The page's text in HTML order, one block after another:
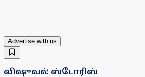
Advertise with us
விஷுவல் ஸ்டோரிஸ்